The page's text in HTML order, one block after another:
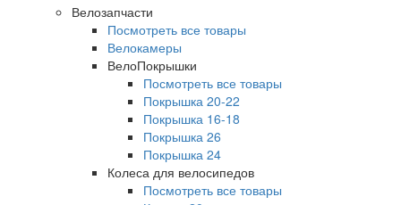
Велозапчасти
Посмотреть все товары
Велокамеры
ВелоПокрышки
Посмотреть все товары
Покрышка 20-22
Покрышка 16-18
Покрышка 26
Покрышка 24
Колеса для велосипедов
Посмотреть все товары